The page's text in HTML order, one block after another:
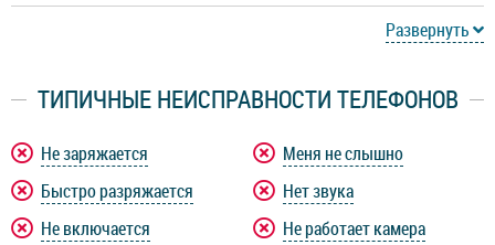
Развернуть
ТИПИЧНЫЕ НЕИСПРАВНОСТИ ТЕЛЕФОНОВ
Не заряжается
Быстро разряжается
Не включается
Меня не слышно
Нет звука
Не работает камера